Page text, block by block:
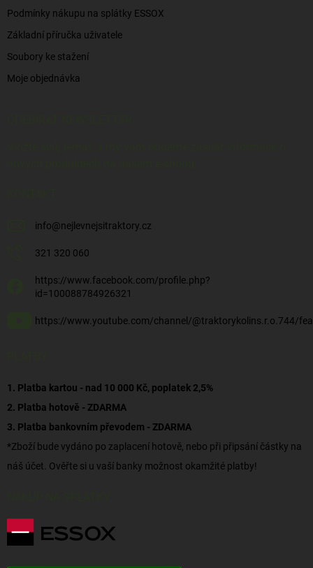
Podmínky nákupu na splátky ESSOX
Základní příručka uživatele
Soubory ke stažení
Moje objednávka
info@nejlevnejsitraktory.cz
321 320 060
https://www.facebook.com/profile.php?
id=100088784926321
https://www.youtube.com/channel/@traktorykolins.r.o.744/
1. Platba kartou - nad 10 000 Kč, poplatek 2,5%
2. Platba hotově - ZDARMA
3. Platba bankovním převodem - ZDARMA
*Zboží bude vydáno po zaplacení hotově, nebo při připsání částky na
náš účet. Ověřte si u vaší banky možnost okamžité platby!